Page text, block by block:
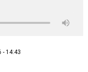
- 14:43